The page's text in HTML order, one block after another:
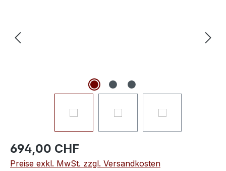
694,00 CHF
Preise exkl. MwSt. zzgl. Versandkosten